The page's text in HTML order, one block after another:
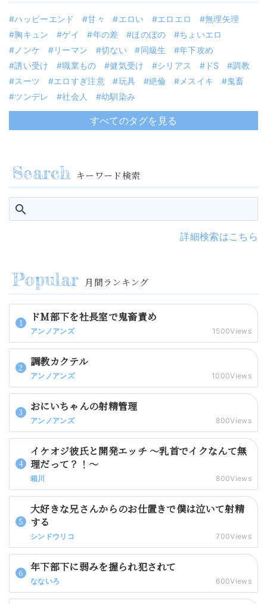
ハッピーエンド 甘々 エロい エロエロ
無理矢理
胸キュン
ゲイ 年の差 ほのぼの
ちょいエロ
ノンケ
リーマン 切ない 同級生
年下攻め
誘い受け
職業もの 健気受け シリアス ドS
調教
スーツ
エロすぎ注意 玩具 絶倫 メスイキ
鬼畜
ツンデレ
社会人 幼馴染み
すべてのタグを見る
キーワード検索
詳細検索はこちら
月間ランキング
ドM部下を社長室で鬼畜責め
アンノアンズ 1500Views
調教カクテル
アンノアンズ 1000Views
おにいちゃんの射精管理
アンノアンズ 800Views
イケオジ彼氏と開発エッチ 〜乳首でイクなんて無
理だって？！〜
箱川 800Views
大好きな兄さんからのお仕置きで僕は泣いて射精
する
シンドウリコ 700Views
年下部下に弱みを握られ犯されて
なないろ 600Views